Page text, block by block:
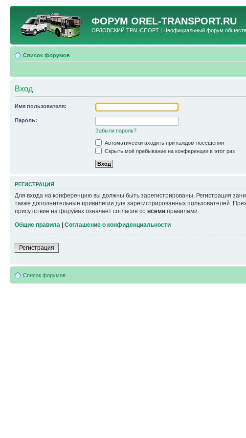
ФОРУМ OREL-TRANSPORT.RU
ОРЛОВСКИЙ ТРАНСПОРТ | Неофициальный форум
Список форумов
Вход
Имя пользователя:
Пароль:
Забыли пароль?
Автоматически входить при каждом посещении
Скрыть моё пребывание на конференции в этот раз
РЕГИСТРАЦИЯ
Для входа на конференцию вы должны быть зарегистрированы. Регистрация
также дополнительные привилегии для зарегистрированных пользователей.
присутствие на форумах означает согласие со всеми правилами.
Общие правила
Соглашение о конфиденциальности
Регистрация
Список форумов